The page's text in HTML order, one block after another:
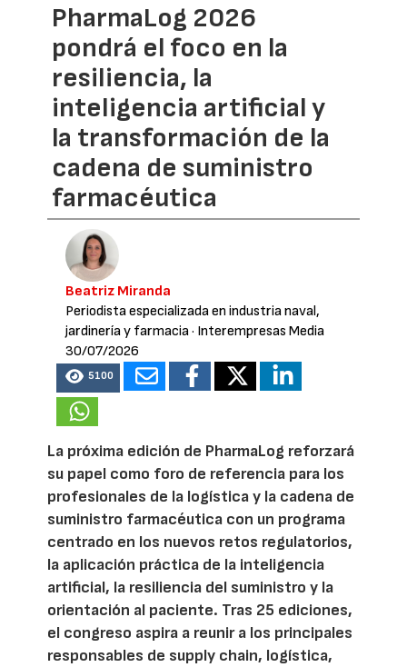
PharmaLog 2026
pondrá el foco en la
resiliencia, la
inteligencia artificial y
la transformación de la
cadena de suministro
farmacéutica
Beatriz Miranda
Periodista especializada en industria naval,
jardinería y farmacia· Interempresas Media
30/07/2026
5100
La próxima edición de PharmaLog reforzará
su papel como foro de referencia para los
profesionales de la logística y la cadena de
suministro farmacéutica con un programa
centrado en los nuevos retos regulatorios,
la aplicación práctica de la inteligencia
artificial, la resiliencia del suministro y la
orientación al paciente. Tras 25 ediciones,
el congreso aspira a reunir a los principales
responsables de supply chain, logística,